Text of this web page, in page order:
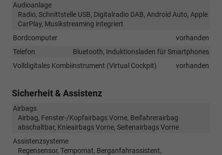
Audioanlage
Radio, Schnittstelle USB, Digitalradio DAB, Android Auto, Apple
CarPlay, Musikstreaming integriert
Bordcomputer
vorhanden
Telefon
Bluetooth, Induktionsladen für Smartphones
Volldigitales Kombiinstrument (Virtual Cockpit)
vorhanden
Sicherheit & Assistenz
Airbags
Airbag, Fenster-/Kopfairbags Vorne, Beifahrerairbag
abschaltbar, Knieairbags Vorne, Seitenairbags Vorne
Assistenzsysteme
Regensensor, Tempomat, Berganfahrassistent,